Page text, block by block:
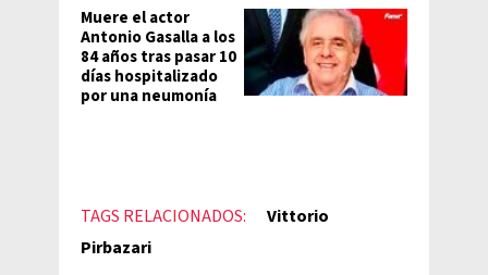
Muere el actor
Antonio Gasalla a los
84 años tras pasar 10
días hospitalizado
por una neumonía
TAGS RELACIONADOS:
Vittorio
Pirbazari